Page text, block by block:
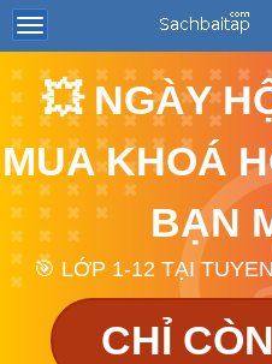
💥 NGÀY
MUA KHOÁ
BẠN
🎯 LỚP 1-12 TẠI
CHỈ